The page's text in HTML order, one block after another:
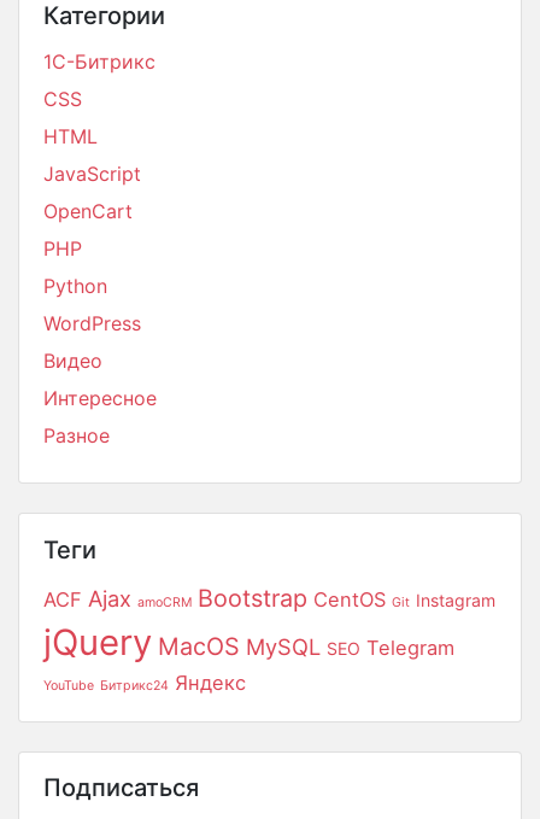
Категории
1С-Битрикс
CSS
HTML
JavaScript
OpenCart
PHP
Python
WordPress
Видео
Интересное
Разное
Теги
ACF Ajax amoCRM Bootstrap CentOS Git Instagram
jQuery MacOS MySQL SEO Telegram
YouTube Битрикс24 Яндекс
Подписаться